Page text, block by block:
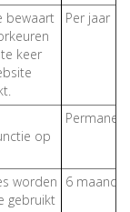
bewaart
keer
Per jaar
op
Permanent
worden
gebruikt
6